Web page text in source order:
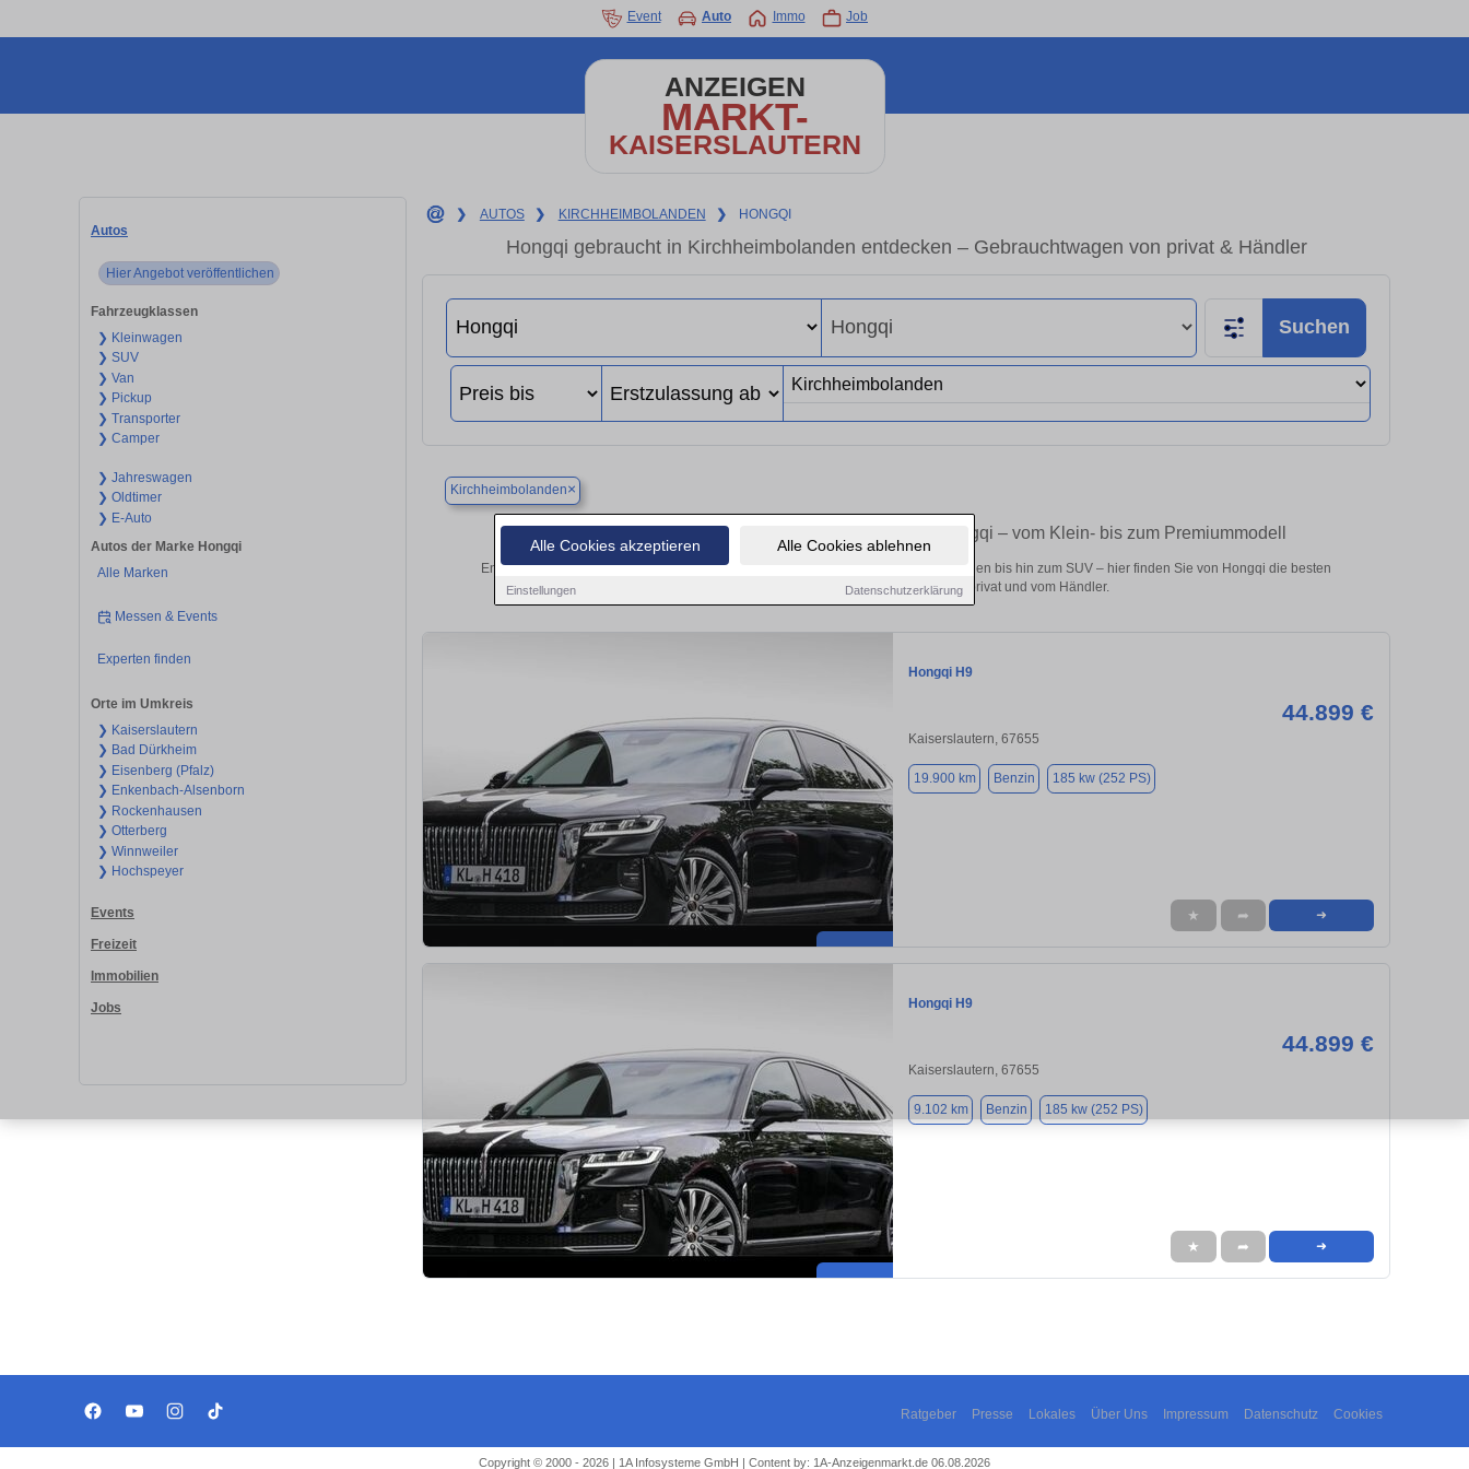
Alle Cookies akzeptieren Alle Cookies ablehnen
Einstellungen Datenschutzerklärung
Event Auto Immo Job
ANZEIGEN
MARKT-
KAISERSLAUTERN
Autos
Hier Angebot veröffentlichen
Fahrzeugklassen
❯ Kleinwagen
❯ SUV
❯ Van
❯ Pickup
❯ Transporter
❯ Camper
❯ Jahreswagen
❯ Oldtimer
❯ E-Auto
Autos der Marke Hongqi
Alle Marken
Messen & Events
Experten finden
Orte im Umkreis
❯ Kaiserslautern
❯ Bad Dürkheim
❯ Eisenberg (Pfalz)
❯ Enkenbach-Alsenborn
❯ Rockenhausen
❯ Otterberg
❯ Winnweiler
❯ Hochspeyer
Events
Freizeit
Immobilien
Jobs
❯ AUTOS ❯ KIRCHHEIMBOLANDEN ❯ HONGQI
Hongqi gebraucht in Kirchheimbolanden entdecken – Gebrauchtwagen von privat & Händler
Suchen
Kirchheimbolanden×
Finden Sie in Kirchheimbolanden Ihren gebrauchten Hongqi – vom Klein- bis zum Premiummodell
Entdecken Sie in Kirchheimbolanden gebrauchte Hongqi Fahrzeuge. Von Kleinwagen bis hin zum SUV – hier finden Sie von Hongqi die besten
Gebrauchtwagen in Kirchheimbolanden von privat und vom Händler.
Hongqi H9
44.899 €
Kaiserslautern, 67655
19.900 km Benzin 185 kw (252 PS)
★ ➦ ➜
Hongqi H9
44.899 €
Kaiserslautern, 67655
9.102 km Benzin 185 kw (252 PS)
★ ➦ ➜
Ratgeber Presse Lokales Über Uns Impressum Datenschutz Cookies
Copyright © 2000 - 2026 | 1A Infosysteme GmbH | Content by: 1A-Anzeigenmarkt.de 06.08.2026